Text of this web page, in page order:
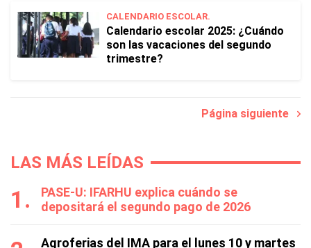
CALENDARIO ESCOLAR.
Calendario escolar 2025: ¿Cuándo
son las vacaciones del segundo
trimestre?
Página siguiente
LAS MÁS LEÍDAS
PASE-U: IFARHU explica cuándo se
depositará el segundo pago de 2026
Agroferias del IMA para el lunes 10 y martes